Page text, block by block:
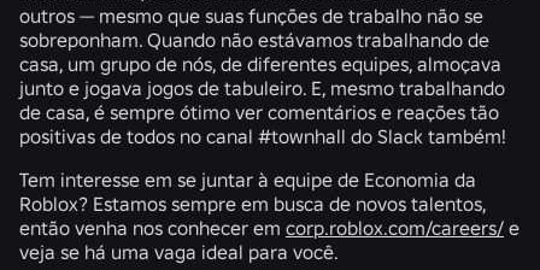
outros — mesmo que suas funções de trabalho não se
sobreponham. Quando não estávamos trabalhando de
casa, um grupo de nós, de diferentes equipes, almoçava
junto e jogava jogos de tabuleiro. E, mesmo trabalhando
de casa, é sempre ótimo ver comentários e reações tão
positivas de todos no canal #townhall do Slack também!
Tem interesse em se juntar à equipe de Economia da
Roblox? Estamos sempre em busca de novos talentos,
então venha nos conhecer em corp.roblox.com/careers/ e
veja se há uma vaga ideal para você.